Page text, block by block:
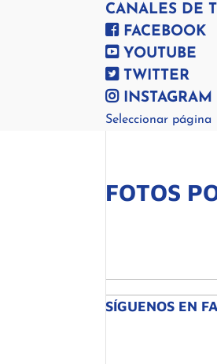
CANALES DE
FACEBOOK
YOUTUBE
TWITTER
INSTAGRAM
Seleccionar página
FOTOS
SÍGUENOS EN